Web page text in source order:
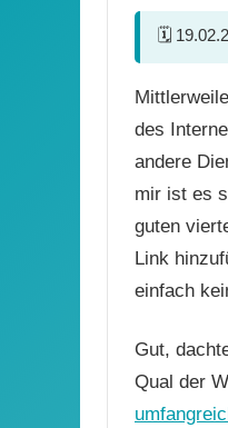
des
andere
mir ist es
guten
Link
einfach
Gut,
Qual der